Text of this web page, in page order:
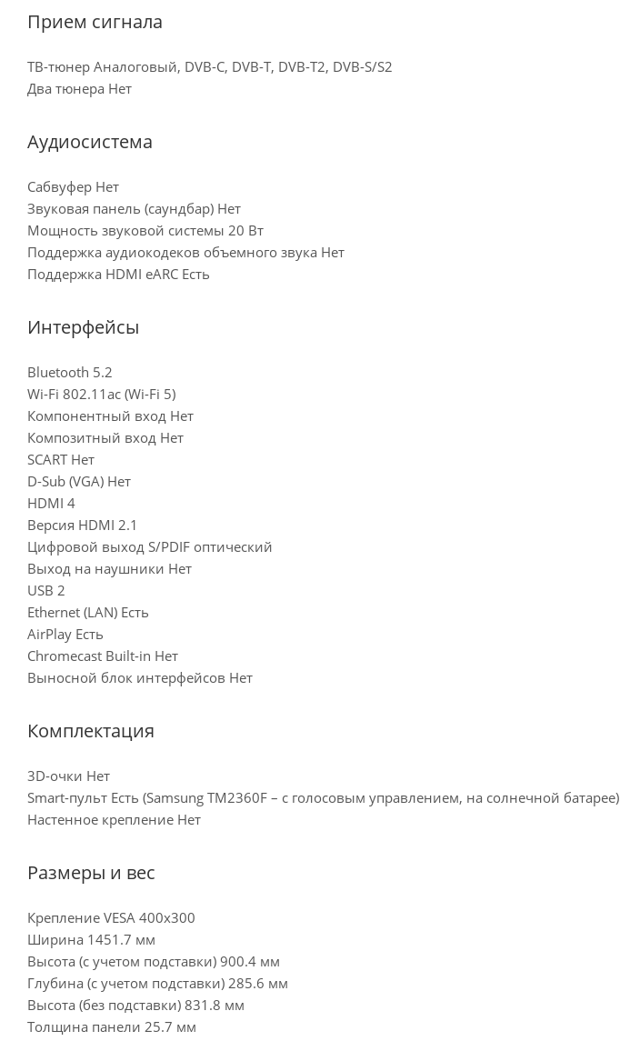
Прием сигнала
ТВ-тюнер Аналоговый, DVB-C, DVB-T, DVB-T2, DVB-S/S2
Два тюнера Нет
Аудиосистема
Сабвуфер Нет
Звуковая панель (саундбар) Нет
Мощность звуковой системы 20 Вт
Поддержка аудиокодеков объемного звука Нет
Поддержка HDMI eARC Есть
Интерфейсы
Bluetooth 5.2
Wi-Fi 802.11ac (Wi-Fi 5)
Компонентный вход Нет
Композитный вход Нет
SCART Нет
D-Sub (VGA) Нет
HDMI 4
Версия HDMI 2.1
Цифровой выход S/PDIF оптический
Выход на наушники Нет
USB 2
Ethernet (LAN) Есть
AirPlay Есть
Chromecast Built-in Нет
Выносной блок интерфейсов Нет
Комплектация
3D-очки Нет
Smart-пульт Есть (Samsung TM2360F – с голосовым управлением, на солнечной батарее)
Настенное крепление Нет
Размеры и вес
Крепление VESA 400x300
Ширина 1451.7 мм
Высота (с учетом подставки) 900.4 мм
Глубина (с учетом подставки) 285.6 мм
Высота (без подставки) 831.8 мм
Толщина панели 25.7 мм